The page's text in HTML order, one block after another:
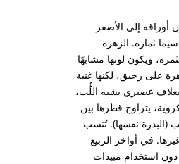
أوراقه إلى الأصفر
ثماره. الزهرة
الثمرة، ويكون لونها مشابهًا
على رحيق، لكنها غنية
عصيري يشبه اللُّب،
يتراوح قطرها بين
(البذرة نفسها). تُنسب
في أواخر الربيع
استخدام مبيدات